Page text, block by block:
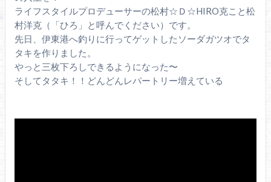
ライフスタイルプロデューサーの松村☆Ｄ☆HIRO克こと松
村洋克（「ひろ」と呼んでください）です。
先日、伊東港へ釣りに行ってゲットしたソーダガツオでタ
タキを作りました。
やっと三枚下ろしできるようになった〜
そしてタタキ！！どんどんレパートリー増えている